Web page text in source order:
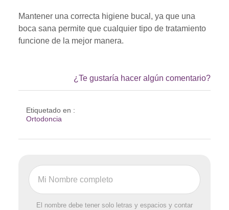
Mantener una correcta higiene bucal, ya que una
boca sana permite que cualquier tipo de tratamiento
funcione de la mejor manera.
¿Te gustaría hacer algún comentario?
Etiquetado en :
Ortodoncia
El nombre debe tener solo letras y espacios y contar